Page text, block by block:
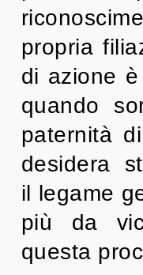
propria
di azione
quando
paternità
desidera
il legame
più da
questa